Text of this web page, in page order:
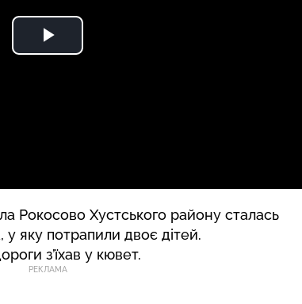
Рокосово Хустського району сталась
яку потрапили двоє дітей.
з’їхав у кювет.
РЕКЛАМА